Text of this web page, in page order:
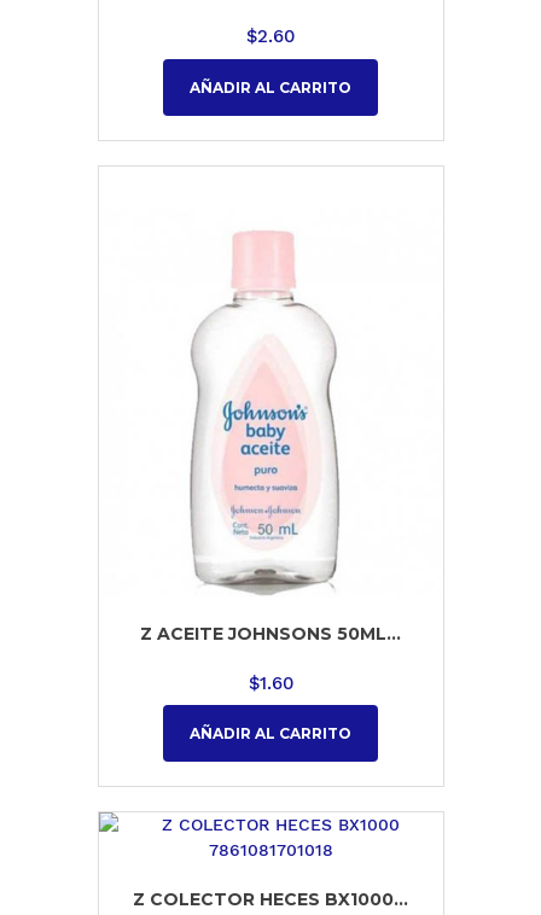
$2.60
AÑADIR AL CARRITO
Z ACEITE JOHNSONS 50ML...
$1.60
AÑADIR AL CARRITO
Z COLECTOR HECES BX1000...